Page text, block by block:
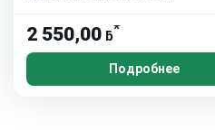
2 550,00 ƃ*
Подробнее